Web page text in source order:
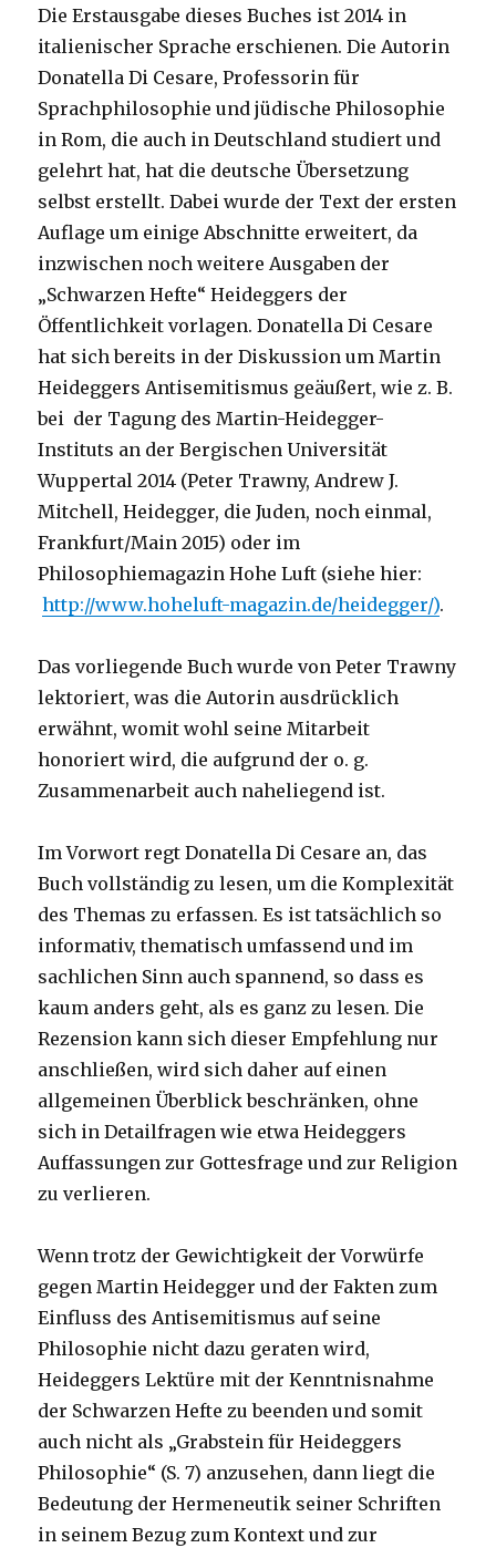
Die Erstausgabe dieses Buches ist 2014 in
italienischer Sprache erschienen. Die Autorin
Donatella Di Cesare, Professorin für
Sprachphilosophie und jüdische Philosophie
in Rom, die auch in Deutschland studiert und
gelehrt hat, hat die deutsche Übersetzung
selbst erstellt. Dabei wurde der Text der ersten
Auflage um einige Abschnitte erweitert, da
inzwischen noch weitere Ausgaben der
„Schwarzen Hefte“ Heideggers der
Öffentlichkeit vorlagen. Donatella Di Cesare
hat sich bereits in der Diskussion um Martin
Heideggers Antisemitismus geäußert, wie z. B.
bei der Tagung des Martin-Heidegger-
Instituts an der Bergischen Universität
Wuppertal 2014 (Peter Trawny, Andrew J.
Mitchell, Heidegger, die Juden, noch einmal,
Frankfurt/Main 2015) oder im
Philosophiemagazin Hohe Luft (siehe hier:
http://www.hoheluft-magazin.de/heidegger/).
Das vorliegende Buch wurde von Peter Trawny
lektoriert, was die Autorin ausdrücklich
erwähnt, womit wohl seine Mitarbeit
honoriert wird, die aufgrund der o. g.
Zusammenarbeit auch naheliegend ist.
Im Vorwort regt Donatella Di Cesare an, das
Buch vollständig zu lesen, um die Komplexität
des Themas zu erfassen. Es ist tatsächlich so
informativ, thematisch umfassend und im
sachlichen Sinn auch spannend, so dass es
kaum anders geht, als es ganz zu lesen. Die
Rezension kann sich dieser Empfehlung nur
anschließen, wird sich daher auf einen
allgemeinen Überblick beschränken, ohne
sich in Detailfragen wie etwa Heideggers
Auffassungen zur Gottesfrage und zur Religion
zu verlieren.
Wenn trotz der Gewichtigkeit der Vorwürfe
gegen Martin Heidegger und der Fakten zum
Einfluss des Antisemitismus auf seine
Philosophie nicht dazu geraten wird,
Heideggers Lektüre mit der Kenntnisnahme
der Schwarzen Hefte zu beenden und somit
auch nicht als „Grabstein für Heideggers
Philosophie“ (S. 7) anzusehen, dann liegt die
Bedeutung der Hermeneutik seiner Schriften
in seinem Bezug zum Kontext und zur